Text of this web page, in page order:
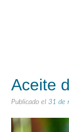
Aceite
Publicado el 31 de